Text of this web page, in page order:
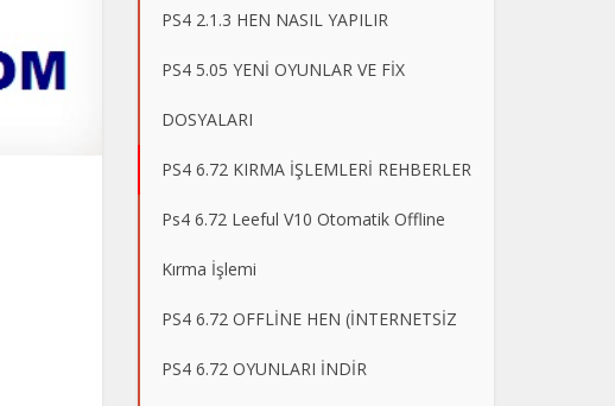
PS4 2.1.3 HEN NASIL YAPILIR
PS4 5.05 YENİ OYUNLAR VE FİX
DOSYALARI
PS4 6.72 KIRMA İŞLEMLERİ REHBERLER
Ps4 6.72 Leeful V10 Otomatik Offline
Kırma İşlemi
PS4 6.72 OFFLİNE HEN (İNTERNETSİZ
PS4 6.72 OYUNLARI İNDİR